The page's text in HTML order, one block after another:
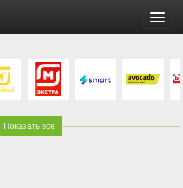
Показать все